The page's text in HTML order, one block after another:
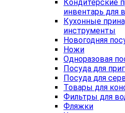
Кондитерские
инвентарь для
Кухонные
инструменты
Новогодняя
Ножи
Одноразовая
Посуда для
Посуда для
Товары для
Фильтры для
Фляжки